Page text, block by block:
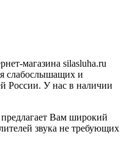
магазина silasluha.ru
слабослышащих и
России. У нас в наличии
Вам широкий
звука не требующих